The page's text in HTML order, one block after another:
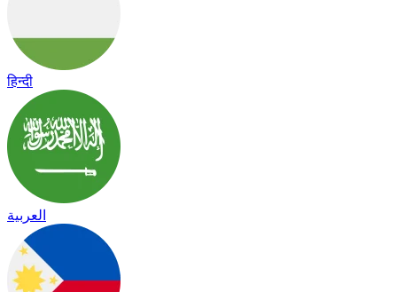
हिन्दी
العربية